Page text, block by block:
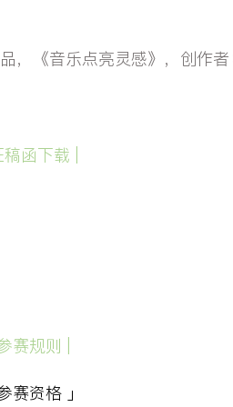
，《音乐点亮灵感》，创作者
稿函下载
赛规则
赛资格 」